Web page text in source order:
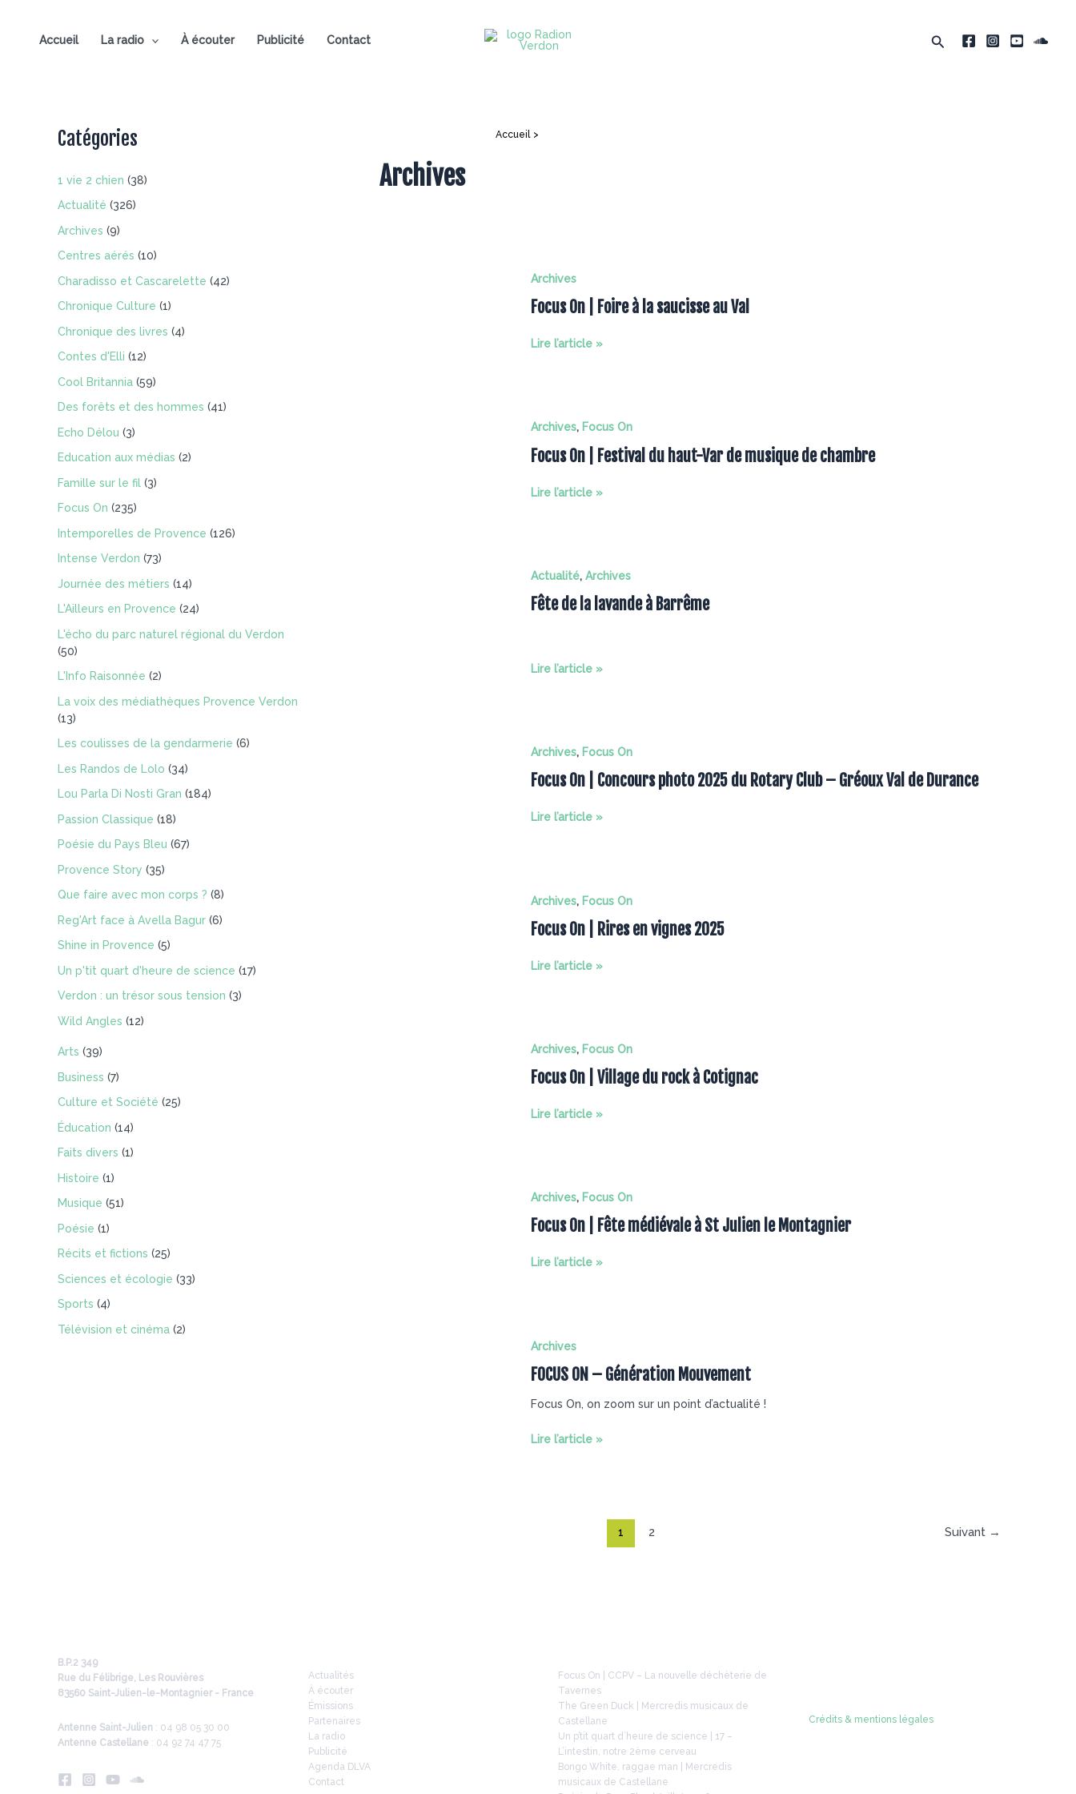
contenuAccueil La radio À écouter Publicité Contact Rechercher
Accueil
Catégories
1 vie 2 chien (38)
Actualité (326)
Archives (9)
Centres aérés (10)
Charadisso et Cascarelette (42)
Chronique Culture (1)
Chronique des livres (4)
Contes d'Elli (12)
Cool Britannia (59)
Des forêts et des hommes (41)
Echo Délou (3)
Education aux médias (2)
Famille sur le fil (3)
Focus On (235)
Intemporelles de Provence (126)
Intense Verdon (73)
Journée des métiers (14)
L'Ailleurs en Provence (24)
L'écho du parc naturel régional du Verdon
(50)
L'Info Raisonnée (2)
La voix des médiathèques Provence Verdon
(13)
Les coulisses de la gendarmerie (6)
Les Randos de Lolo (34)
Lou Parla Di Nosti Gran (184)
Passion Classique (18)
Poésie du Pays Bleu (67)
Provence Story (35)
Que faire avec mon corps ? (8)
Reg'Art face à Avella Bagur (6)
Shine in Provence (5)
Un p'tit quart d'heure de science (17)
Verdon : un trésor sous tension (3)
Wild Angles (12)
Arts (39)
Business (7)
Culture et Société (25)
Éducation (14)
Faits divers (1)
Histoire (1)
Musique (51)
Poésie (1)
Récits et fictions (25)
Sciences et écologie (33)
Sports (4)
Télévision et cinéma (2)
Archives
Archives
Focus On | Foire à la saucisse au Val
Focus
la
saucisse
Val
Lire l’article »
Archives, Focus On
Focus On | Festival du haut-Var de musique de chambre
Focus
haut-
Var
chambre
Lire l’article »
Actualité, Archives
Fête de la lavande à Barrême
Fête
Barrême
Lire l’article »
Archives, Focus On
Focus On | Concours photo 2025 du Rotary Club – Gréoux Val de Durance
Focus
2025
du
Club
Durance
Lire l’article »
Archives, Focus On
Focus On | Rires en vignes 2025
Focus
vignes
2025
Lire l’article »
Archives, Focus On
Focus On | Village du rock à Cotignac
Focus
rock
à
Lire l’article »
Archives, Focus On
Focus On | Fête médiévale à St Julien le Montagnier
Focus
à
St
le
Lire l’article »
Archives
FOCUS ON – Génération Mouvement
Focus On, on zoom sur un point d’actualité !
FOCUS
Lire l’article »
1 2 Suivant →
B.P.2 349
Rue du Félibrige, Les Rouvières
83560 Saint-Julien-le-Montagnier - France
Antenne Saint-Julien : 04 98 05 30 00
Antenne Castellane : 04 92 74 47 75
Actualités
À écouter
Émissions
Partenaires
La radio
Publicité
Agenda DLVA
Contact
Focus On | CCPV – La nouvelle déchèterie de
Tavernes
The Green Duck | Mercredis musicaux de
Castellane
Un p’tit quart d’heure de science | 17 –
L’intestin, notre 2ème cerveau
Bongo White, raggae man | Mercredis
musicaux de Castellane
Crédits & mentions légales